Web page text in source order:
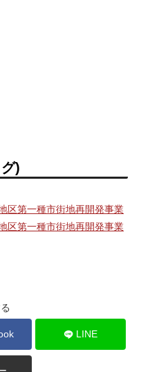
)
区第一種市街地再開発事業
区第一種市街地再開発事業
LINE